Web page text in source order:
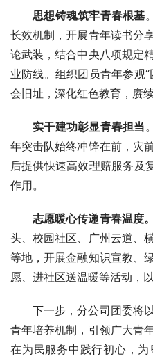
思想铸魂筑牢青春根基
长效机制，开展青年读书分
论武装，结合中央八项规定
业防线。组织团员青年参观
会旧址，深化红色教育，赓续
实干建功彰显青春担当
年突击队始终冲锋在前，灾
后提供快速高效理赔服务及
作用。
志愿暖心传递青春温度。
头、校园社区、广州云道、
等地，开展金融知识宣教、
愿、进社区送温暖等活动，
下一步，分公司团委将
青年培养机制，引领广大青
在为民服务中践行初心，